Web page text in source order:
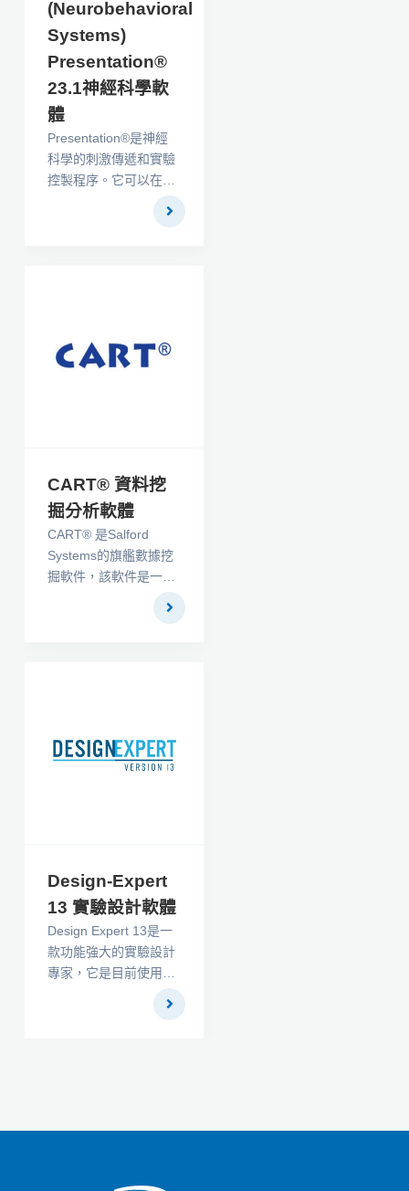
(Neurobehavioral
Systems)
Presentation®
23.1神經科學軟
體
Presentation®是神經
科學的刺激傳遞和實驗
控製程序。它可以在任
何Windows PC上運
行，並以亞毫秒的時間
測量，其他性能測量
等，演示功能足以處理
件，具有94046個註冊
和211032次下載，並
且可以計數。
Presentation®軟件，
一個用於神經科學的精
確而強有力的刺激方案
呈現和實驗控制系統。
CART® 資料挖
掘分析軟體
CART® 是Salford
Systems的旗艦數據挖
掘軟件，該軟件是一款
功能強大、易操作的決
策樹，能自動篩選複雜
引入的具有里程碑意義
的數學理論。CART建
Design-Expert
13 實驗設計軟體
Design Expert 13是一
款功能強大的實驗設計
專家，它是目前使用最
為廣泛的設計軟件之
一，使用可對篩選關鍵
數值優化功能找到最大